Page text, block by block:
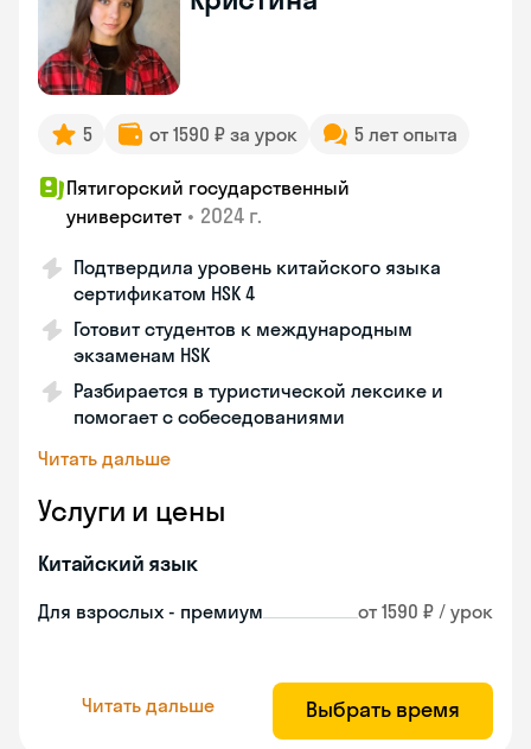
5 от 1590 ₽ за урок 5 лет опыта
Пятигорский государственный
университет • 2024 г.
Подтвердила уровень китайского языка
сертификатом HSK 4
Готовит студентов к международным
экзаменам HSK
Разбирается в туристической лексике и
помогает с собеседованиями
Читать дальше
Услуги и цены
Китайский язык
Для взрослых - премиум от 1590 ₽ / урок
Читать дальше Выбрать время